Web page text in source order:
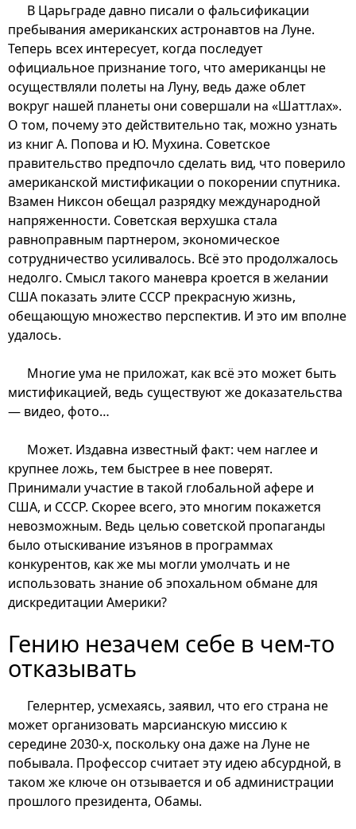
В Царьграде давно писали о фальсификации
пребывания американских астронавтов на Луне.
Теперь всех интересует, когда последует
официальное признание того, что американцы не
осуществляли полеты на Луну, ведь даже облет
вокруг нашей планеты они совершали на «Шаттлах».
О том, почему это действительно так, можно узнать
из книг А. Попова и Ю. Мухина. Советское
правительство предпочло сделать вид, что поверило
американской мистификации о покорении спутника.
Взамен Никсон обещал разрядку международной
напряженности. Советская верхушка стала
равноправным партнером, экономическое
сотрудничество усиливалось. Всё это продолжалось
недолго. Смысл такого маневра кроется в желании
США показать элите СССР прекрасную жизнь,
обещающую множество перспектив. И это им вполне
удалось.
Многие ума не приложат, как всё это может быть
мистификацией, ведь существуют же доказательства
— видео, фото…
Может. Издавна известный факт: чем наглее и
крупнее ложь, тем быстрее в нее поверят.
Принимали участие в такой глобальной афере и
США, и СССР. Скорее всего, это многим покажется
невозможным. Ведь целью советской пропаганды
было отыскивание изъянов в программах
конкурентов, как же мы могли умолчать и не
использовать знание об эпохальном обмане для
дискредитации Америки?
Гению незачем себе в чем-то
отказывать
Гелернтер, усмехаясь, заявил, что его страна не
может организовать марсианскую миссию к
середине 2030-х, поскольку она даже на Луне не
побывала. Профессор считает эту идею абсурдной, в
таком же ключе он отзывается и об администрации
прошлого президента, Обамы.